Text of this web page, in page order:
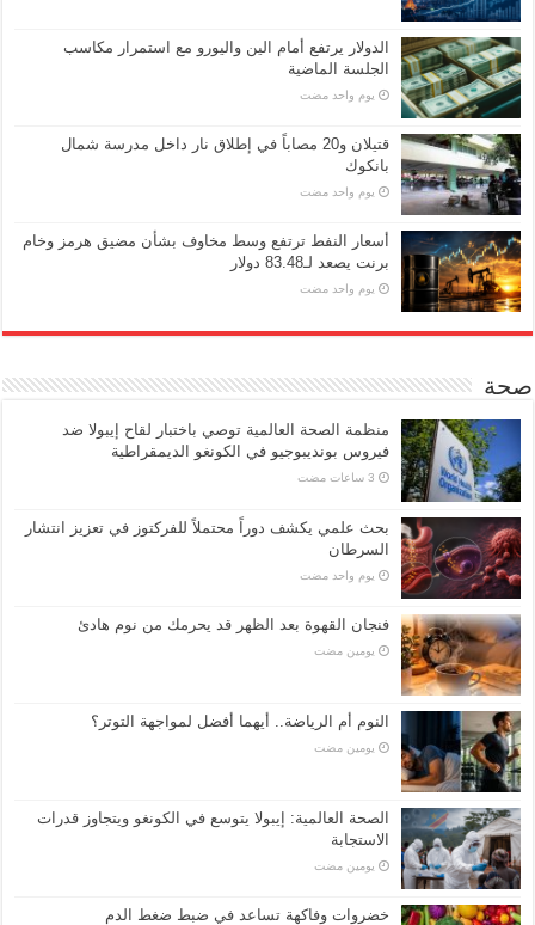
الدولار يرتفع أمام الين واليورو مع استمرار مكاسب
الجلسة الماضية
‏يوم واحد مضت
قتيلان و20 مصاباً في إطلاق نار داخل مدرسة شمال
بانكوك
‏يوم واحد مضت
أسعار النفط ترتفع وسط مخاوف بشأن مضيق هرمز وخام
برنت يصعد لـ83.48 دولار
‏يوم واحد مضت
صحة
منظمة الصحة العالمية توصي باختبار لقاح إيبولا ضد
فيروس بونديبوجيو في الكونغو الديمقراطية
بحث علمي يكشف دوراً محتملاً للفركتوز في تعزيز انتشار
السرطان
‏يوم واحد مضت
فنجان القهوة بعد الظهر قد يحرمك من نوم هادئ
‏يومين مضت
النوم أم الرياضة.. أيهما أفضل لمواجهة التوتر؟
‏يومين مضت
الصحة العالمية: إيبولا يتوسع في الكونغو ويتجاوز قدرات
الاستجابة
‏يومين مضت
خضروات وفاكهة تساعد في ضبط ضغط الدم